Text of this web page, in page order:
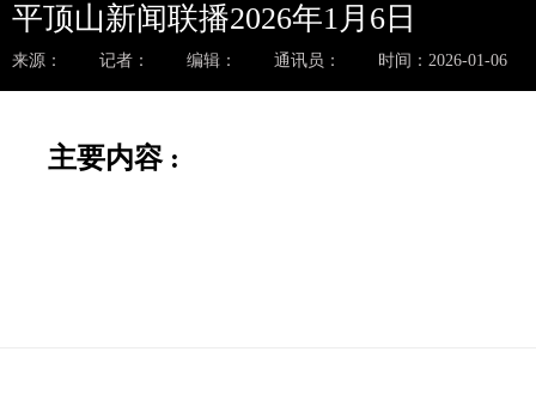
平顶山新闻联播2026年1月6日
来源： 记者： 编辑： 通讯员： 时间：2026-01-06
主要内容 :